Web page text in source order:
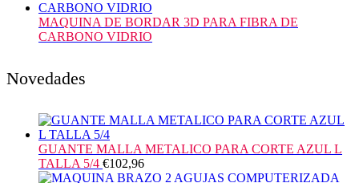
MAQUINA DE BORDAR 3D PARA FIBRA DE
CARBONO VIDRIO
Novedades
GUANTE MALLA METALICO PARA CORTE AZUL L
TALLA 5/4 €102,96